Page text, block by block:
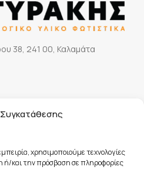
χρησιμοποιούμε τεχνολογίες
ή/και την πρόσβαση σε πληροφορίες
38, 241 00, Καλαμάτα